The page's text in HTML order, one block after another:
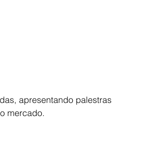
apresentando palestras
mercado.